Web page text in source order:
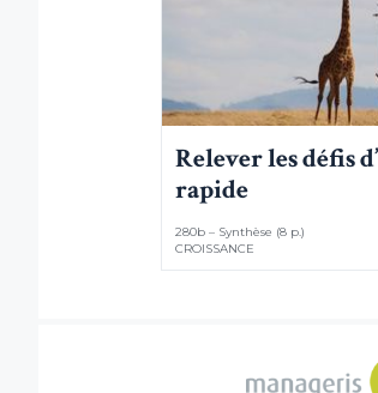
Relever les défis
rapide
280b – Synthèse (8 p.)
CROISSANCE